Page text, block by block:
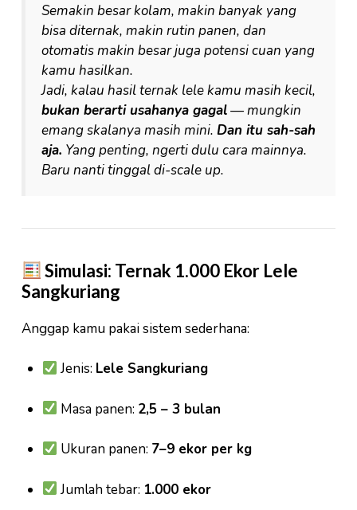
Semakin besar kolam, makin banyak yang
bisa diternak, makin rutin panen, dan
otomatis makin besar juga potensi cuan yang
kamu hasilkan.
Jadi, kalau hasil ternak lele kamu masih kecil,
bukan berarti usahanya gagal— mungkin
emang skalanya masih mini. Dan itu sah-sah
aja. Yang penting, ngerti dulu cara mainnya.
Baru nanti tinggal di-scale up.
Simulasi: Ternak 1.000 Ekor Lele
Sangkuriang
Anggap kamu pakai sistem sederhana:
Jenis: Lele Sangkuriang
Masa panen: 2,5 – 3 bulan
Ukuran panen: 7–9 ekor per kg
Jumlah tebar: 1.000 ekor